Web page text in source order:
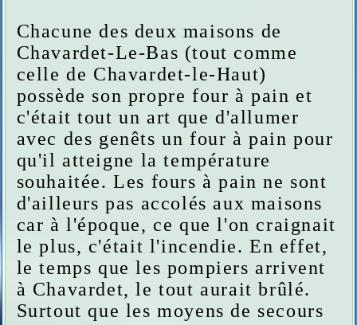
Chacune des deux maisons de
Chavardet-Le-Bas (tout comme
celle de Chavardet-le-Haut)
possède son propre four à pain et
c'était tout un art que d'allumer
avec des genêts un four à pain pour
qu'il atteigne la température
souhaitée. Les fours à pain ne sont
d'ailleurs pas accolés aux maisons
car à l'époque, ce que l'on craignait
le plus, c'était l'incendie. En effet,
le temps que les pompiers arrivent
à Chavardet, le tout aurait brûlé.
Surtout que les moyens de secours